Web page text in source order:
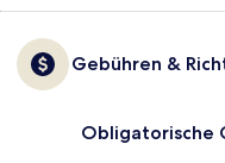
Gebühren &
Obligatorische